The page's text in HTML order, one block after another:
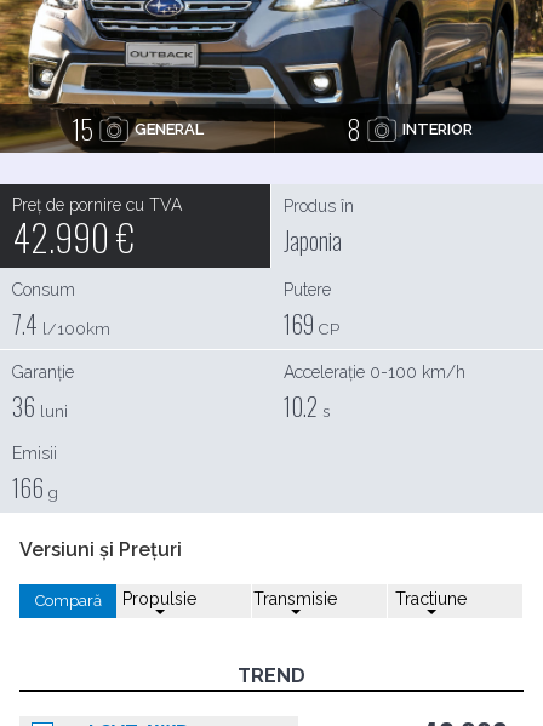
15 GENERAL 8 INTERIOR
Preț de pornire cu TVA
42.990€
Produs în
Japonia
Consum
7.4 l/100km
Putere
169 CP
Garanție
36 luni
Accelerație 0-100 km/h
10.2 s
Emisii
166 g
Versiuni și Prețuri
Compară Propulsie Transmisie Tractiune
TREND